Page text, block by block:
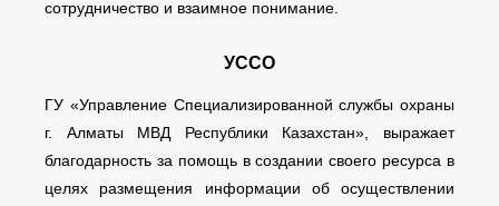
сотрудничество и взаимное понимание.
УССО
ГУ «Управление Специализированной службы охраны
г. Алматы МВД Республики Казахстан», выражает
благодарность за помощь в создании своего ресурса в
целях размещения информации об осуществлении